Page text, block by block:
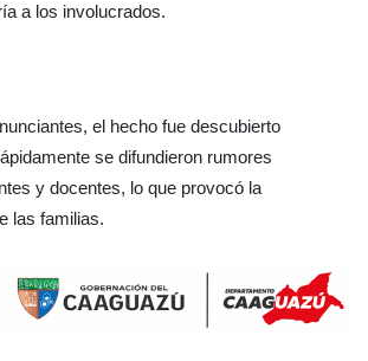
a los involucrados.
el hecho fue descubierto
se difundieron rumores
y docentes, lo que provocó la
las familias.